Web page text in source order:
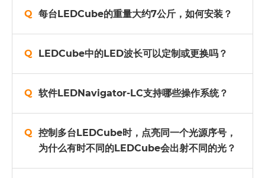
每台LEDCube的重量大约7公斤，如何安装？
LEDCube中的LED波长可以定制或更换吗？
软件LEDNavigator-LC支持哪些操作系统？
控制多台LEDCube时，点亮同一个光源序号，
为什么有时不同的LEDCube会出射不同的光？